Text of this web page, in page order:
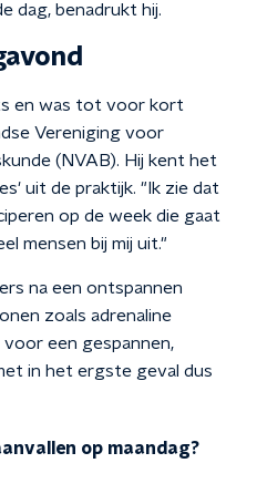
dag, benadrukt hij.
en was tot voor kort
Vereniging voor
(NVAB). Hij kent het
uit de praktijk. "Ik zie dat
op de week die gaat
mensen bij mij uit."
na een ontspannen
zoals adrenaline
een gespannen,
in het ergste geval dus
op maandag?